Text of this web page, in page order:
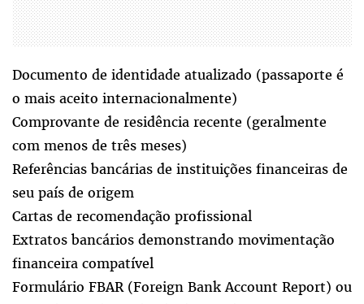
Documento de identidade atualizado (passaporte é
o mais aceito internacionalmente)
Comprovante de residência recente (geralmente
com menos de três meses)
Referências bancárias de instituições financeiras de
seu país de origem
Cartas de recomendação profissional
Extratos bancários demonstrando movimentação
financeira compatível
Formulário FBAR (Foreign Bank Account Report) ou